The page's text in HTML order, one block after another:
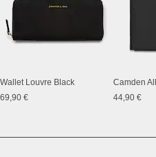
Wallet Louvre Black
69,90 €
Camden
44,90 €